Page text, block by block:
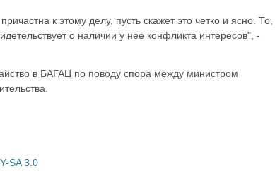
к этому делу, пусть скажет это четко и ясно. То,
о наличии у нее конфликта интересов", -
в БАГАЦ по поводу спора между министром
SA 3.0